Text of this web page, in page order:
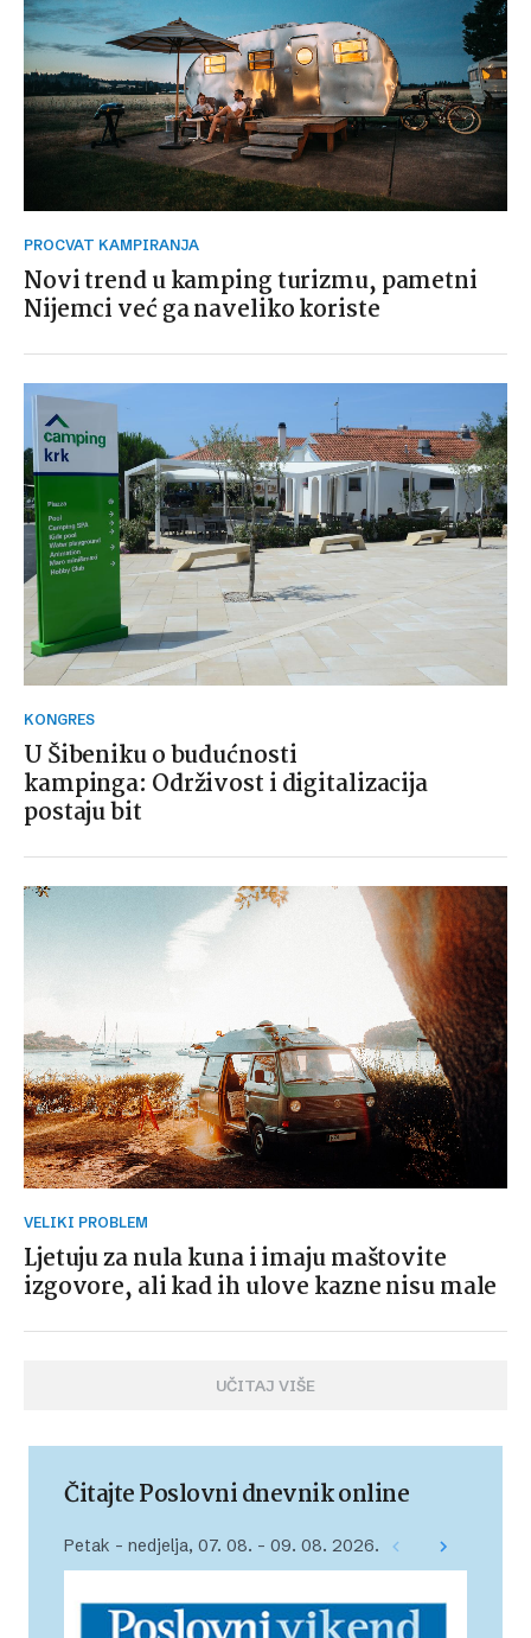
PROCVAT KAMPIRANJA
Novi trend u kamping turizmu, pametni
Nijemci već ga naveliko koriste
KONGRES
U Šibeniku o budućnosti
kampinga: Održivost i digitalizacija
postaju bit
VELIKI PROBLEM
Ljetuju za nula kuna i imaju maštovite
izgovore, ali kad ih ulove kazne nisu male
UČITAJ VIŠE
Čitajte Poslovni dnevnik online
Petak – nedjelja, 07. 08. – 09. 08. 2026.